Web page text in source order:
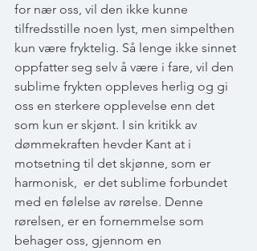
for nær oss, vil den ikke kunne
tilfredsstille noen lyst, men simpelthen
kun være fryktelig. Så lenge ikke sinnet
oppfatter seg selv å være i fare, vil den
sublime frykten oppleves herlig og gi
oss en sterkere opplevelse enn det
som kun er skjønt. I sin kritikk av
dømmekraften hevder Kant at i
motsetning til det skjønne, som er
harmonisk,  er det sublime forbundet
med en følelse av rørelse. Denne
rørelsen, er en fornemmelse som
behager oss, gjennom en